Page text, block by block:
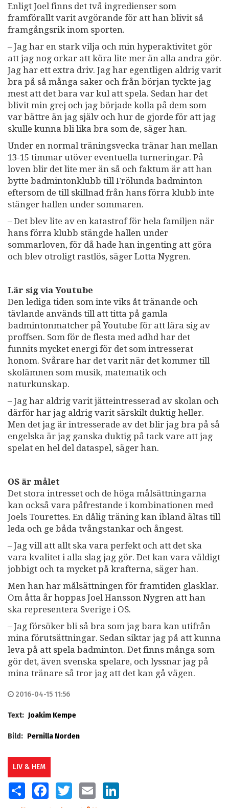
Enligt Joel finns det två ingredienser som
framförallt varit avgörande för att han blivit så
framgångsrik inom sporten.
– Jag har en stark vilja och min hyperaktivitet gör
att jag nog orkar att köra lite mer än alla andra gör.
Jag har ett extra driv. Jag har egentligen aldrig varit
bra på så många saker och från början tyckte jag
mest att det bara var kul att spela. Sedan har det
blivit min grej och jag började kolla på dem som
var bättre än jag själv och hur de gjorde för att jag
skulle kunna bli lika bra som de, säger han.
Under en normal träningsvecka tränar han mellan
13-15 timmar utöver eventuella turneringar. På
loven blir det lite mer än så och faktum är att han
bytte badmintonklubb till Frölunda badminton
eftersom de till skillnad från hans förra klubb inte
stänger hallen under sommaren.
– Det blev lite av en katastrof för hela familjen när
hans förra klubb stängde hallen under
sommarloven, för då hade han ingenting att göra
och blev otroligt rastlös, säger Lotta Nygren.
Lär sig via Youtube
Den lediga tiden som inte viks åt tränande och
tävlande används till att titta på gamla
badmintonmatcher på Youtube för att lära sig av
proffsen. Som för de flesta med adhd har det
funnits mycket energi för det som intresserat
honom. Svårare har det varit när det kommer till
skolämnen som musik, matematik och
naturkunskap.
– Jag har aldrig varit jätteintresserad av skolan och
därför har jag aldrig varit särskilt duktig heller.
Men det jag är intresserade av det blir jag bra på så
engelska är jag ganska duktig på tack vare att jag
spelat en hel del dataspel, säger han.
OS är målet
Det stora intresset och de höga målsättningarna
kan också vara påfrestande i kombinationen med
Joels Tourettes. En dålig träning kan ibland ältas till
leda och ge båda tvångstankar och ångest.
– Jag vill att allt ska vara perfekt och att det ska
vara kvalitet i alla slag jag gör. Det kan vara väldigt
jobbigt och ta mycket på krafterna, säger han.
Men han har målsättningen för framtiden glasklar.
Om åtta år hoppas Joel Hansson Nygren att han
ska representera Sverige i OS.
– Jag försöker bli så bra som jag bara kan utifrån
mina förutsättningar. Sedan siktar jag på att kunna
leva på att spela badminton. Det finns många som
gör det, även svenska spelare, och lyssnar jag på
mina tränare så tror jag att det kan gå vägen.
2016-04-15 11:56
Text: Joakim Kempe
Bild: Pernilla Norden
LIV & HEM
SHARE FACEBOOKTWITTER EMAIL